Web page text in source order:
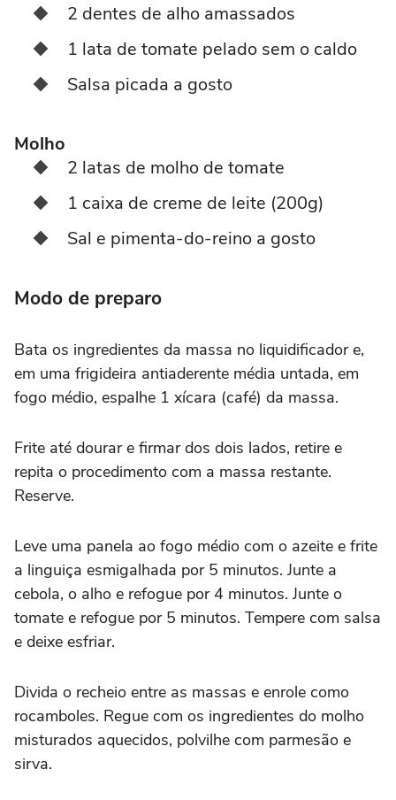
2 dentes de alho amassados
1 lata de tomate pelado sem o caldo
Salsa picada a gosto
Molho
2 latas de molho de tomate
1 caixa de creme de leite (200g)
Sal e pimenta-do-reino a gosto
Modo de preparo
Bata os ingredientes da massa no liquidificador e,
em uma frigideira antiaderente média untada, em
fogo médio, espalhe 1 xícara (café) da massa.
Frite até dourar e firmar dos dois lados, retire e
repita o procedimento com a massa restante.
Reserve.
Leve uma panela ao fogo médio com o azeite e frite
a linguiça esmigalhada por 5 minutos. Junte a
cebola, o alho e refogue por 4 minutos. Junte o
tomate e refogue por 5 minutos. Tempere com salsa
e deixe esfriar.
Divida o recheio entre as massas e enrole como
rocamboles. Regue com os ingredientes do molho
misturados aquecidos, polvilhe com parmesão e
sirva.